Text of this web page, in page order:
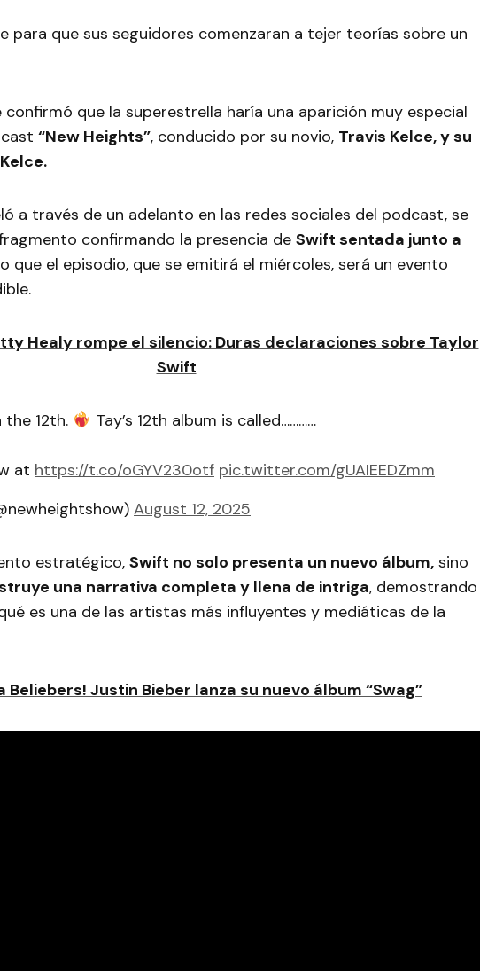
para que sus seguidores comenzaran a tejer teorías sobre un
confirmó que la superestrella haría una aparición muy especial
“New Heights”, conducido por su novio, Travis Kelce, y su
a través de un adelanto en las redes sociales del podcast, se
confirmando la presencia de Swift sentada junto a
que el episodio, que se emitirá el miércoles, será un evento
Healy rompe el silencio: Duras declaraciones sobre Taylor
Swift
the 12th. Tay’s 12th album is called…………
at https://t.co/oGYV230otf pic.twitter.com/gUAIEEDZmm
August 12, 2025
estratégico, Swift no solo presenta un nuevo álbum, sino
una narrativa completa y llena de intriga, demostrando
es una de las artistas más influyentes y mediáticas de la
Beliebers! Justin Bieber lanza su nuevo álbum “Swag”